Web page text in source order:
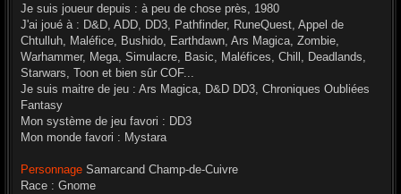
Je suis joueur depuis : à peu de chose près, 1980
J'ai joué à : D&D, ADD, DD3, Pathfinder, RuneQuest, Appel de
Chtulluh, Maléfice, Bushido, Earthdawn, Ars Magica, Zombie,
Warhammer, Mega, Simulacre, Basic, Maléfices, Chill, Deadlands,
Starwars, Toon et bien sûr COF...
Je suis maitre de jeu : Ars Magica, D&D DD3, Chroniques Oubliées
Fantasy
Mon système de jeu favori : DD3
Mon monde favori : Mystara
Personnage Samarcand Champ-de-Cuivre
Race : Gnome